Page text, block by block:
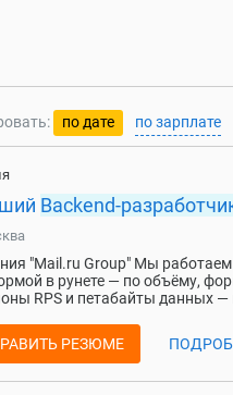
по дате по зарплате
Backend-
"Mail.ru Group" Мы
в рунете — по объёму,
RPS и петабайты данных
РЕЗЮМЕ